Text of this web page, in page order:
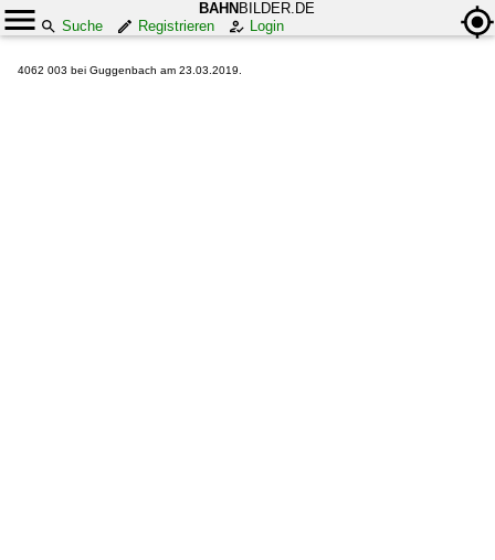
BAHN BILDER.DE
Suche
Registrieren Login
4062 003 bei Guggenbach am 23.03.2019.